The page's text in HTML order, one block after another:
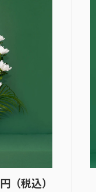
円（税込）